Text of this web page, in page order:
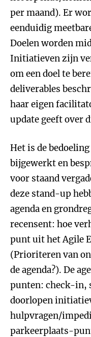
per maand). Er
eenduidig
Doelen worden
Initiatieven zijn
om een doel te
deliverables
haar eigen
update geeft over
Het is de
bijgewerkt en
voor staand
deze stand-up
agenda en
recensent: hoe
punt uit het Agile
(Prioriteren van
de agenda?). De
punten: check-in,
doorlopen
hulpvragen/
parkeerplaats-